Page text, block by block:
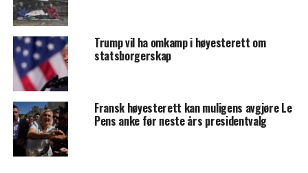
Trump vil ha omkamp i høyesterett om
statsborgerskap
Fransk høyesterett kan muligens avgjøre Le
Pens anke før neste års presidentvalg